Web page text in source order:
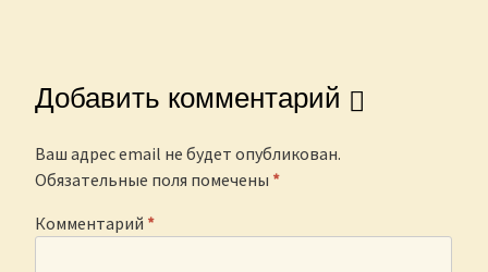
Добавить комментарий
Ваш адрес email не будет опубликован.
Обязательные поля помечены *
Комментарий *